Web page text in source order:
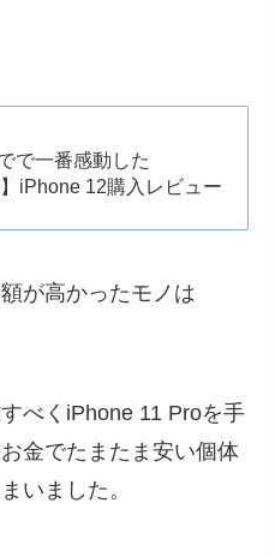
で一番感動した
iPhone 12購入レビュー
が高かったモノは
べくiPhone 11 Proを手
金でたまたま安い個体
いました。